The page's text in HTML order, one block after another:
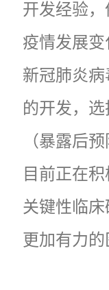
开发经验
疫情发展
新冠肺炎病
的开发，
（暴露后
目前正在
关键性临
更加有力的